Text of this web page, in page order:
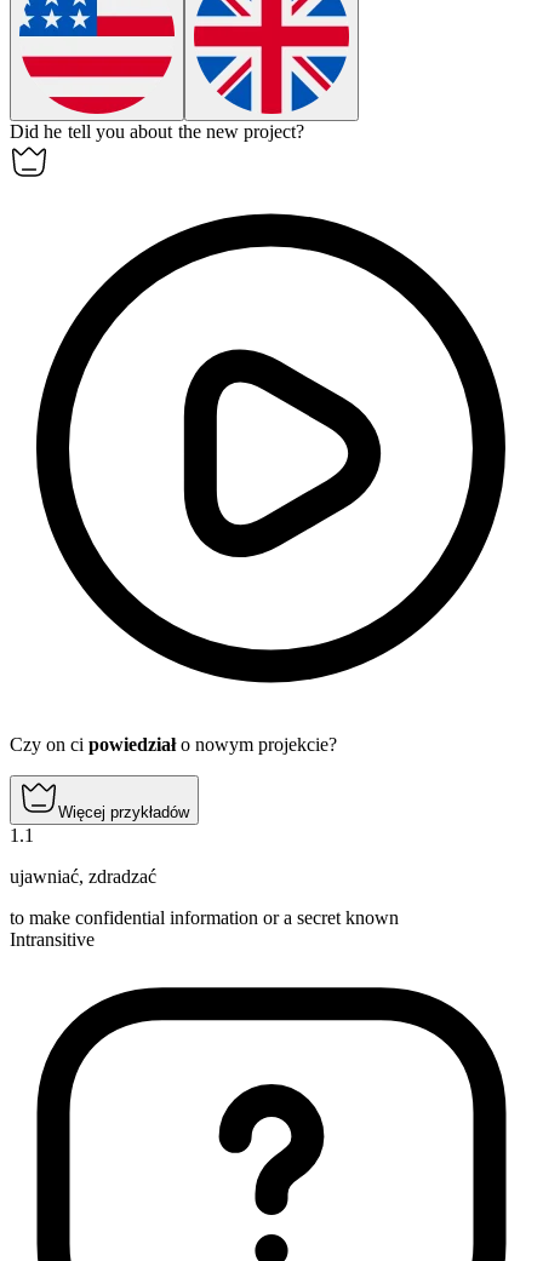
Did he tell you about the new project?
Czy on ci powiedziało nowym projekcie?
Więcej przykładów
1 .1
ujawniać, zdradzać
to make confidential information or a secret known
Intransitive